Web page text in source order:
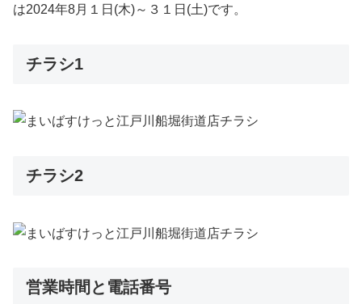
は2024年8月１日(木)～３１日(土)です。
チラシ1
チラシ2
営業時間と電話番号